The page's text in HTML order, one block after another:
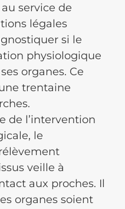
service de
légales
si le
physiologique
organes. Ce
trentaine
de l’intervention
le
veille à
aux proches. Il
organes soient